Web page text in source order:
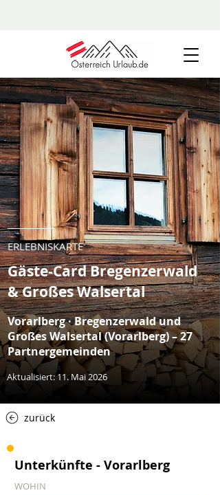
ERLEBNISKARTE
Gäste-Card Bregenzerwald
& Großes Walsertal
Vorarlberg · Bregenzerwald und
Großes Walsertal (Vorarlberg) – 27
Partnergemeinden
Aktualisiert: 11. Mai 2026
zurück
Unterkünfte - Vorarlberg
WOHIN